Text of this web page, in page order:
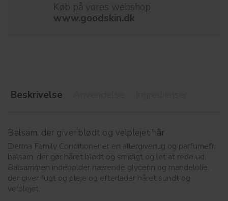
Køb på vores webshop
www.goodskin.dk
Beskrivelse
Balsam, der giver blødt og velplejet hår
Derma Family Conditioner er en allergivenlig og parfumefri
balsam, der gør håret blødt og smidigt og let at rede ud.
Balsammen indeholder nærende glycerin og mandelolie,
der giver fugt og pleje og efterlader håret sundt og
velplejet.